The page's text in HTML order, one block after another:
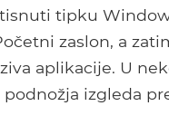
tipku
zaslon, a
aplikacije. U
izgleda